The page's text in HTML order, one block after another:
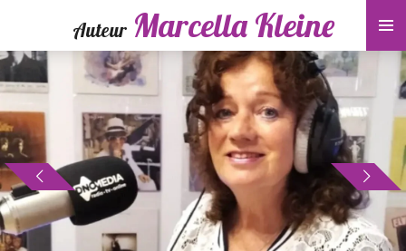
naar
de
Auteur Marcella Kleine